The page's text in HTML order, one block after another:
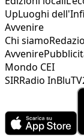
UpLuoghi
Avvenire
Chi siamo
Avvenire
Mondo CEI
SIRRadio InBlu